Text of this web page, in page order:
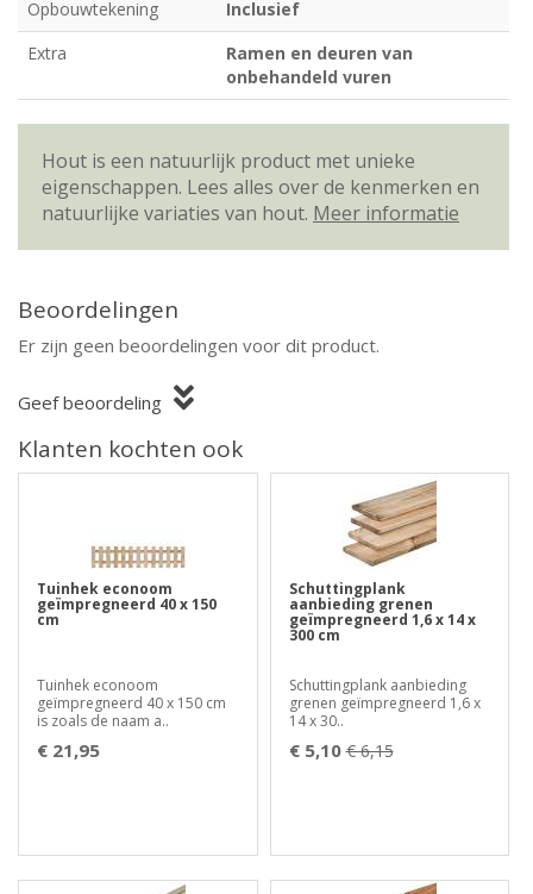
Opbouwtekening
Inclusief
Extra
Ramen en deuren van
onbehandeld vuren
Hout is een natuurlijk product met unieke
eigenschappen. Lees alles over de kenmerken en
natuurlijke variaties van hout. Meer informatie
Beoordelingen
Er zijn geen beoordelingen voor dit product.
Geef beoordeling
Klanten kochten ook
Tuinhek econoom
geïmpregneerd 40 x 150
cm
Tuinhek econoom
geïmpregneerd 40 x 150 cm
is zoals de naam a..
€ 21,95
Schuttingplank
aanbieding grenen
geïmpregneerd 1,6 x 14 x
300 cm
Schuttingplank aanbieding
grenen geïmpregneerd 1,6 x
14 x 30..
€ 5,10 € 6,15